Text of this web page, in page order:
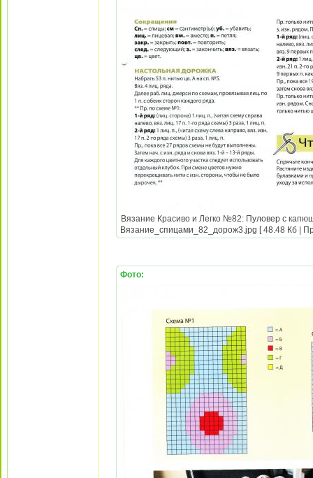
Вязание Красиво и Легко №82: Пуловер с
Вязание_спицами_82_дорож3.jpg [ 48.48 Кб |
Фото: